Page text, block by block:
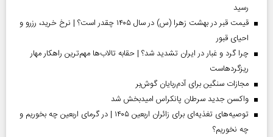
رسید
قیمت قبر در بهشت زهرا (س) در سال ۱۴۰۵ چقدر است؟ | نرخ خرید، رزرو و
احیای قبور
چرا گرد و غبار در ایران تشدید شد؟ | حقابه تالاب‌ها مهم‌ترین راهکار مهار
ریزگردهاست
مجازات سنگین برای آدم‌ربایان گوش‌بر
واکسن جدید سرطان پانکراس امیدبخش شد
توصیه‌های تغذیه‌ای برای زائران اربعین ۱۴۰۵ | در گرمای اربعین چه بخوریم و
چه نخوریم؟